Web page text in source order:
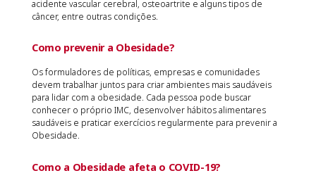
acidente vascular cerebral, osteoartrite e alguns tipos de
câncer, entre outras condições.
Como prevenir a Obesidade?
Os formuladores de políticas, empresas e comunidades
devem trabalhar juntos para criar ambientes mais saudáveis ​​
para lidar com a obesidade. Cada pessoa pode buscar
conhecer o próprio IMC, desenvolver hábitos alimentares
saudáveis ​​e praticar exercícios regularmente para prevenir a
Obesidade.
Como a Obesidade afeta o COVID-19?